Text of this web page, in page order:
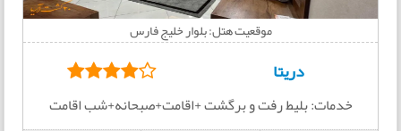
موقعیت هتل: بلوار خلیج فارس
دریتا
خدمات: بلیط رفت و برگشت +اقامت+صبحانه+شب اقامت